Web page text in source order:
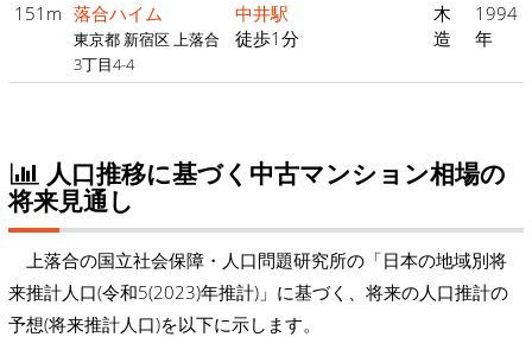
151m 落合ハイム
東京都 新宿区 上落合
3丁目4-4
中井駅
徒歩1分
木
造
1994
年
人口推移に基づく中古マンション相場の
将来見通し
上落合の国立社会保障・人口問題研究所の「日本の地域別将
来推計人口(令和5(2023)年推計)」に基づく、将来の人口推計の
予想(将来推計人口)を以下に示します。